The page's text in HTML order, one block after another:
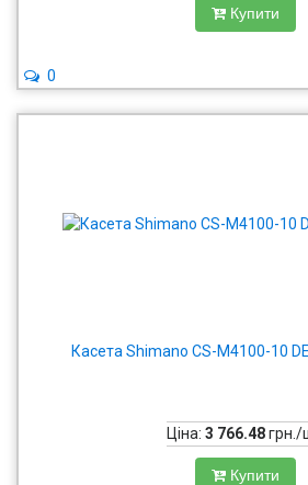
Купити
0
Касета Shimano CS-M4100-10
Ціна: 3 766.48грн./
Купити